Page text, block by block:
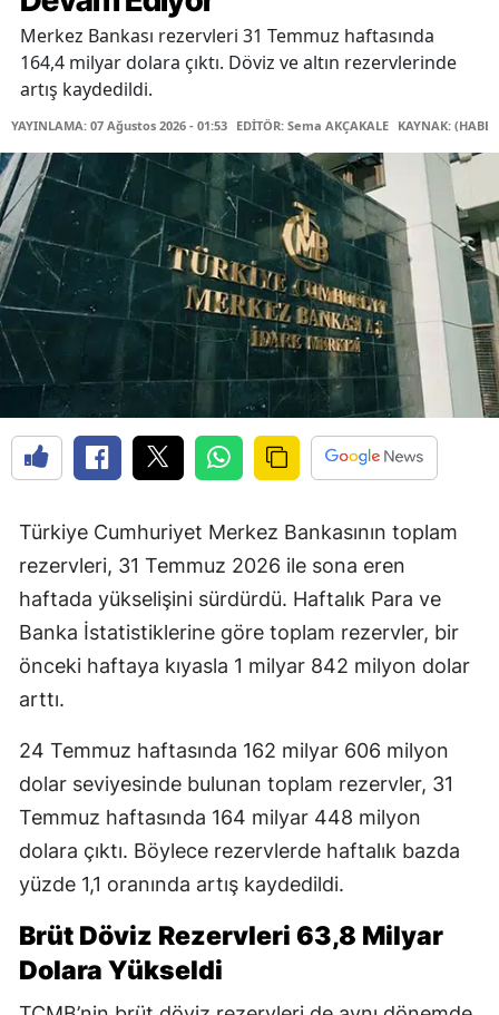
Merkez Bankası rezervleri 31 Temmuz haftasında
164,4 milyar dolara çıktı. Döviz ve altın rezervlerinde
artış kaydedildi.
YAYINLAMA: 07 Ağustos 2026 - 01:53 EDİTÖR: Sema AKÇAKALE KAYNAK:
Türkiye Cumhuriyet Merkez Bankasının toplam
rezervleri, 31 Temmuz 2026 ile sona eren
haftada yükselişini sürdürdü. Haftalık Para ve
Banka İstatistiklerine göre toplam rezervler, bir
önceki haftaya kıyasla 1 milyar 842 milyon dolar
arttı.
24 Temmuz haftasında 162 milyar 606 milyon
dolar seviyesinde bulunan toplam rezervler, 31
Temmuz haftasında 164 milyar 448 milyon
dolara çıktı. Böylece rezervlerde haftalık bazda
yüzde 1,1 oranında artış kaydedildi.
Brüt Döviz Rezervleri 63,8 Milyar
Dolara Yükseldi